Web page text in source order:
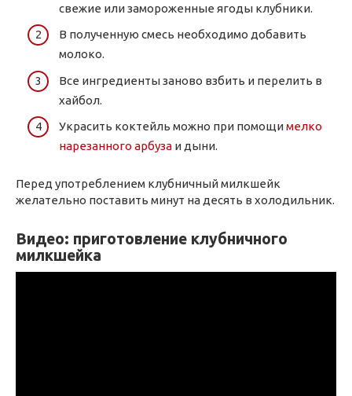
свежие или замороженные ягоды клубники.
В полученную смесь необходимо добавить
молоко.
Все ингредиенты заново взбить и перелить в
хайбол.
Украсить коктейль можно при помощимелко
нарезанного арбуза и дыни.
Перед употреблением клубничный милкшейк
желательно поставить минут на десять в холодильник.
Видео: приготовление клубничного
милкшейка